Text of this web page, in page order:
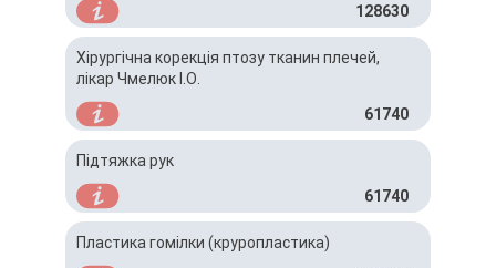
128630
Хірургічна корекція птозу тканин плечей,
лікар Чмелюк І.О.
61740
Підтяжка рук
61740
Пластика гомілки (круропластика)